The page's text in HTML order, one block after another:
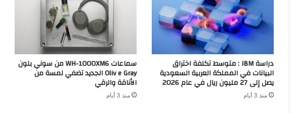
دراسة IBM : متوسط تكلفة اختراق
البيانات في المملكة العربية السعودية
يصل إلى 27 مليون ريال في عام 2026
منذ 3 أيام
سماعات WH-1000XM6 من سوني بلون
Oliv e Gray الجديد تضفي لمسة من
الأناقة والرقي
منذ 3 أيام